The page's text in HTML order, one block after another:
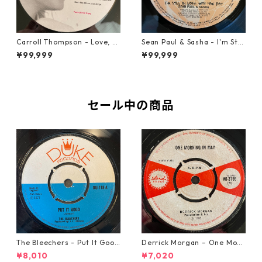
Carroll Thompson - Love, N
eed And Want You【12-2198
3】
¥99,999
Sean Paul & Sasha - I'm Still
In Love With You Boy【7-218
78】
¥99,999
セール中の商品
The Bleechers - Put It Good
【7-21637】
¥8,010
Derrick Morgan – One Morn
ing In May【7-21653】
¥7,020